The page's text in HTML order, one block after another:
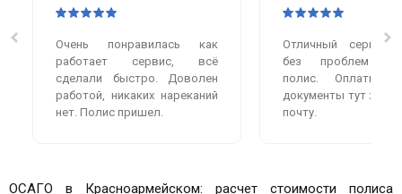
Очень понравилась как
работает сервис, всё
сделали быстро. Доволен
работой, никаких нареканий
нет. Полис пришел.
Отличный сервис.
без проблем
полис.
документы тут же
почту.
ОСАГО в Красноармейском: расчет стоимости полиса